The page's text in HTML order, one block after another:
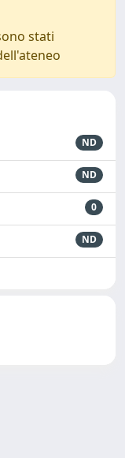
stati
ND
ND
0
ND